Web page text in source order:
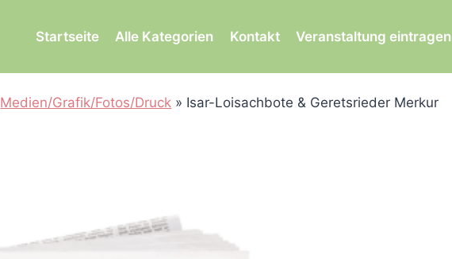
Startseite Alle Kategorien Kontakt Veranstaltung eintragen
Medien/Grafik/Fotos/Druck » Isar-Loisachbote & Geretsrieder Merkur